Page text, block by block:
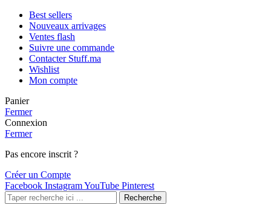
Best sellers
Nouveaux arrivages
Ventes flash
Suivre une commande
Contacter Stuff.ma
Wishlist
Mon compte
Panier
Fermer
Connexion
Fermer
Pas encore inscrit ?
Créer un Compte
Facebook InstagramYouTube Pinterest
Recherche